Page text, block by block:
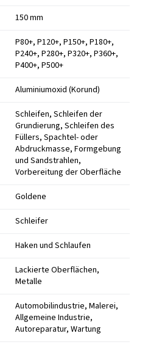
150 mm
P80+, P120+, P150+, P180+,
P240+, P280+, P320+, P360+,
P400+, P500+
Aluminiumoxid (Korund)
Schleifen, Schleifen der
Grundierung, Schleifen des
Füllers, Spachtel- oder
Abdruckmasse, Formgebung
und Sandstrahlen,
Vorbereitung der Oberfläche
Goldene
Schleifer
Haken und Schlaufen
Lackierte Oberflächen,
Metalle
Automobilindustrie, Malerei,
Allgemeine Industrie,
Autoreparatur, Wartung